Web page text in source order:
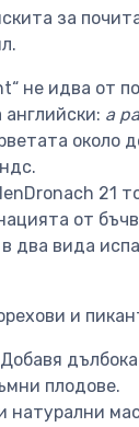
за
не идва от
английски: a
около
21
от
два вида
и
плодове.
натурални